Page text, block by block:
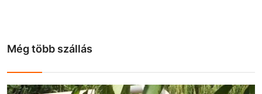
Még több szállás